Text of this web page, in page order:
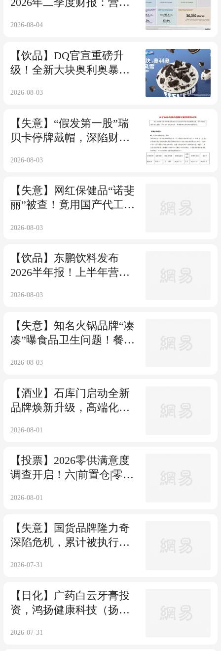
2026年二季度财报：营收
店数量持续刷新行业纪录
2026-08-04
【饮品】DQ官宣重磅升
级！全新大块奥利奥暴风
2026-08-03
【失意】“假发第一股”瑞
贝卡停牌戴帽，深陷财务
2026-08-03
【失意】网红保健品“诺斐
丽”被查！竟用国产代工冒
2026-08-03
【饮品】东鹏饮料发布
2026半年报！上半年营收
2026-08-03
【失意】知名火锅品牌“凑
凑”曝食品卫生问题！餐具
2026-08-03
【酒业】石库门启动全新
品牌焕新升级，高端化与
2026-08-01
【投票】2026零供满意度
调查开启！六|前置仓|零食
2026-08-01
【失意】国货品牌隆力奇
深陷危机，累计被执行金
2026-07-31
【日化】广药白云牙膏投
资，鸿扬健康科技（扬
2026-07-31